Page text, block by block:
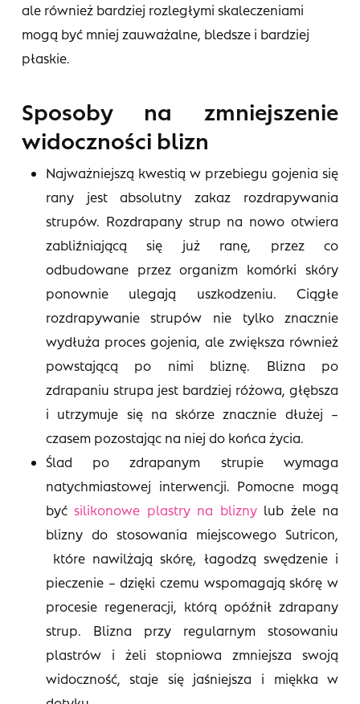
ale również bardziej rozległymi skaleczeniami
mogą być mniej zauważalne, bledsze i bardziej
płaskie.
Sposoby na zmniejszenie
widoczności blizn
Najważniejszą kwestią w przebiegu gojenia się
rany jest absolutny zakaz rozdrapywania
strupów. Rozdrapany strup na nowo otwiera
zabliźniającą się już ranę, przez co
odbudowane przez organizm komórki skóry
ponownie ulegają uszkodzeniu. Ciągłe
rozdrapywanie strupów nie tylko znacznie
wydłuża proces gojenia, ale zwiększa również
powstającą po nimi bliznę. Blizna po
zdrapaniu strupa jest bardziej różowa, głębsza
i utrzymuje się na skórze znacznie dłużej –
czasem pozostając na niej do końca życia.
Ślad po zdrapanym strupie wymaga
natychmiastowej interwencji. Pomocne mogą
być silikonowe plastry na bliznylub żele na
blizny do stosowania miejscowego Sutricon,
które nawilżają skórę, łagodzą swędzenie i
pieczenie – dzięki czemu wspomagają skórę w
procesie regeneracji, którą opóźnił zdrapany
strup. Blizna przy regularnym stosowaniu
plastrów i żeli stopniowa zmniejsza swoją
widoczność, staje się jaśniejsza i miękka w